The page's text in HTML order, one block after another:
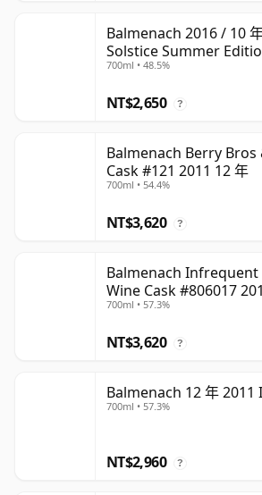
Balmenach 2016 / 10
Solstice Summer
700ml • 48.5%
NT$2,650 ?
Balmenach Berry Bros
Cask #121 2011 12 年
700ml • 54.4%
NT$3,620 ?
Balmenach Infrequent
Wine Cask #806017
700ml • 57.3%
NT$3,620 ?
Balmenach 12 年
700ml • 57.3%
NT$2,960 ?